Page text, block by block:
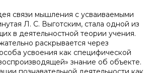
связи мышления с усваиваемыми
Л. C. Выготским, стала одной из
в деятельностной теории учения.
раскрывается через
усвоения как специфической
знание об объекте.